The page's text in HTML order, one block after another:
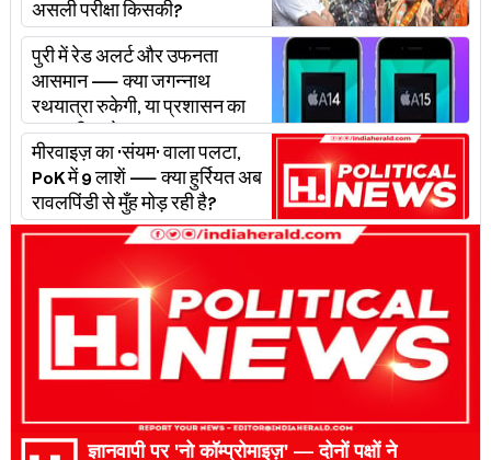
असली परीक्षा किसकी?
पुरी में रेड अलर्ट और उफनता
आसमान — क्या जगन्नाथ
रथयात्रा रुकेगी, या प्रशासन का
'प्लान बी' चलेगा?
मीरवाइज़ का 'संयम' वाला पलटा,
PoK में 9 लाशें — क्या हुर्रियत अब
रावलपिंडी से मुँह मोड़ रही है?
ज्ञानवापी पर 'नो कॉम्प्रोमाइज़' — दोनों पक्षों ने